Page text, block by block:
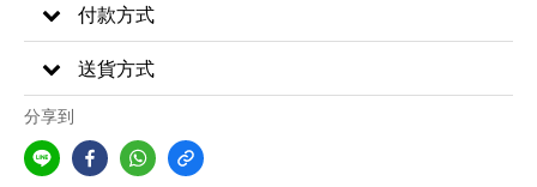
付款方式
送貨方式
分享到